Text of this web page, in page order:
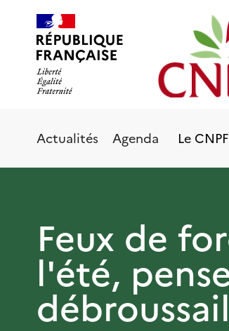
contenu
principal
Actualités Agenda Le
Feux de
l'été,